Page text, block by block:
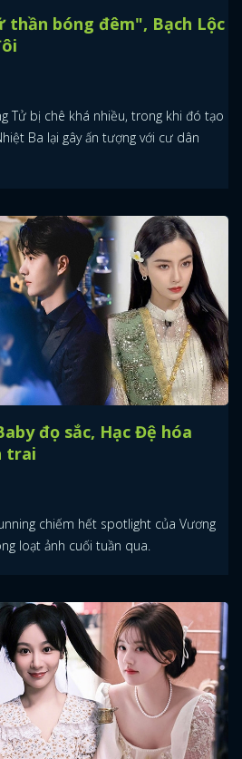
bóng đêm", Bạch Lộc
Tử bị chê khá nhiều, trong khi đó tạo
Ba lại gây ấn tượng với cư dân
đọ sắc, Hạc Đệ hóa
trai
chiếm hết spotlight của Vương
loạt ảnh cuối tuần qua.